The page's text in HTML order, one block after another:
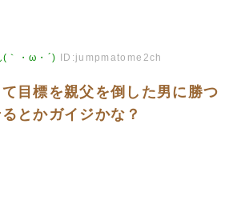
(｀・ω・´) ID:jumpmatome2ch
目標を親父を倒した男に勝つ
とかガイジかな？